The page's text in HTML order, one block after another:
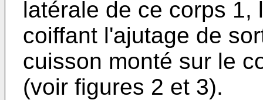
latérale de ce corps 1,
coiffant l'ajutage de
cuisson monté sur le
(voir figures 2 et 3).